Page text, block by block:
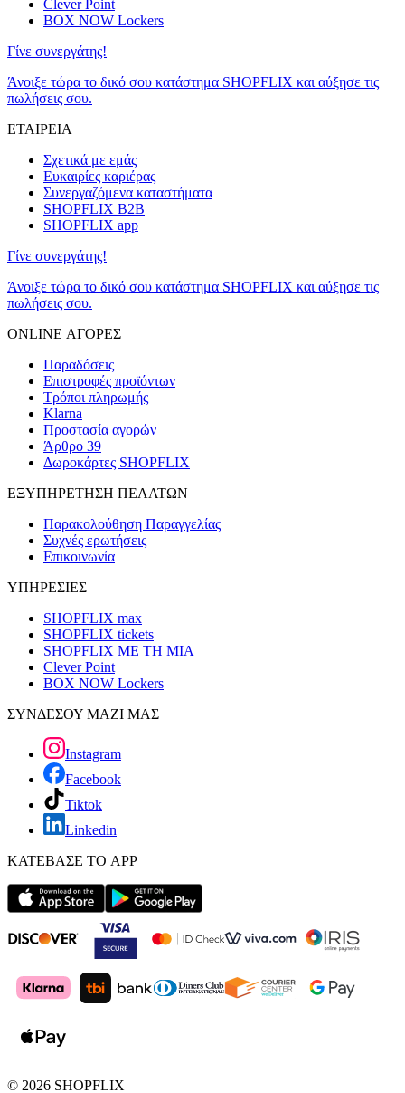
Clever Point
BOX NOW Lockers
Γίνε συνεργάτης!
Άνοιξε τώρα το δικό σου κατάστημα SHOPFLIX και αύξησε τις
πωλήσεις σου.
ΕΤΑΙΡΕΙΑ
Σχετικά με εμάς
Ευκαιρίες καριέρας
Συνεργαζόμενα καταστήματα
SHOPFLIX B2B
SHOPFLIX app
Γίνε συνεργάτης!
Άνοιξε τώρα το δικό σου κατάστημα SHOPFLIX και αύξησε τις
πωλήσεις σου.
ONLINE ΑΓΟΡΕΣ
Παραδόσεις
Επιστροφές προϊόντων
Τρόποι πληρωμής
Klarna
Προστασία αγορών
Άρθρο 39
Δωροκάρτες SHOPFLIX
ΕΞΥΠΗΡΕΤΗΣΗ ΠΕΛΑΤΩΝ
Παρακολούθηση Παραγγελίας
Συχνές ερωτήσεις
Επικοινωνία
ΥΠΗΡΕΣΙΕΣ
SHOPFLIX max
SHOPFLIX tickets
SHOPFLIX ΜΕ ΤΗ ΜΙΑ
Clever Point
BOX NOW Lockers
ΣΥΝΔΕΣΟΥ ΜΑΖΙ ΜΑΣ
Instagram
Facebook
Tiktok
Linkedin
ΚΑΤΕΒΑΣΕ ΤΟ APP
© 2026 SHOPFLIX